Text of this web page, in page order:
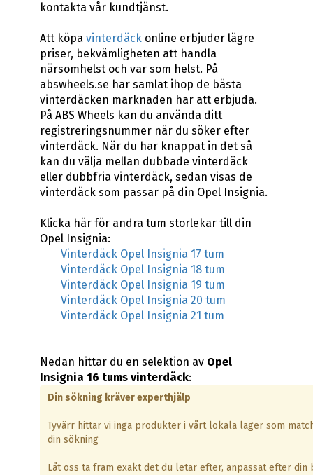
kontakta vår kundtjänst.
Att köpa vinterdäckonline erbjuder lägre
priser, bekvämligheten att handla
närsomhelst och var som helst. På
abswheels.se har samlat ihop de bästa
vinterdäcken marknaden har att erbjuda.
På ABS Wheels kan du använda ditt
registreringsnummer när du söker efter
vinterdäck. När du har knappat in det så
kan du välja mellan dubbade vinterdäck
eller dubbfria vinterdäck, sedan visas de
vinterdäck som passar på din Opel Insignia.
Klicka här för andra tum storlekar till din
Opel Insignia:
Vinterdäck Opel Insignia 17 tum
Vinterdäck Opel Insignia 18 tum
Vinterdäck Opel Insignia 19 tum
Vinterdäck Opel Insignia 20 tum
Vinterdäck Opel Insignia 21 tum
Nedan hittar du en selektion av Opel
Insignia 16 tums vinterdäck:
Din sökning kräver experthjälp
Tyvärr hittar vi inga produkter i vårt lokala lager som
din sökning
Låt oss ta fram exakt det du letar efter, anpassat efter din